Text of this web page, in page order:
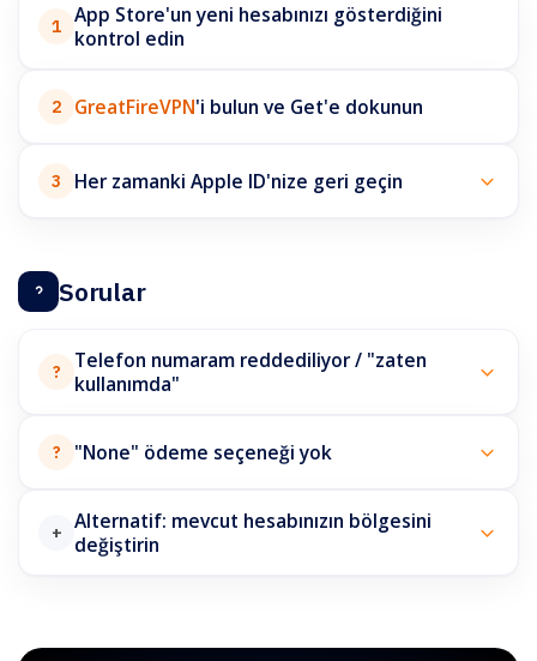
1
App Store'un yeni hesabınızı gösterdiğini
kontrol edin
2 GreatFireVPN'i bulun ve Get'e dokunun
3 Her zamanki Apple ID'nize geri geçin
Sorular
?
Telefon numaram reddediliyor / "zaten
kullanımda"
? "None" ödeme seçeneği yok
+
Alternatif: mevcut hesabınızın bölgesini
değiştirin